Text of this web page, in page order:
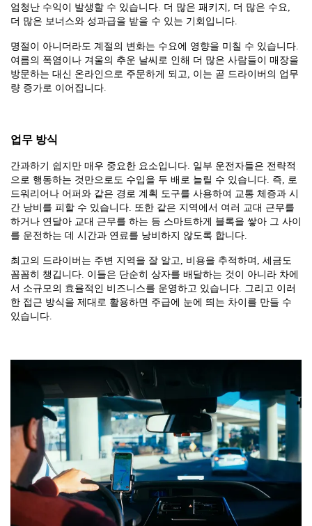
엄청난 수익이 발생할 수 있습니다. 더 많은 패키지, 더 많은 수요,
더 많은 보너스와 성과급을 받을 수 있는 기회입니다.
명절이 아니더라도 계절의 변화는 수요에 영향을 미칠 수 있습니다.
여름의 폭염이나 겨울의 추운 날씨로 인해 더 많은 사람들이 매장을
방문하는 대신 온라인으로 주문하게 되고, 이는 곧 드라이버의 업무
량 증가로 이어집니다.
업무 방식
간과하기 쉽지만 매우 중요한 요소입니다. 일부 운전자들은 전략적
으로 행동하는 것만으로도 수입을 두 배로 늘릴 수 있습니다. 즉, 로
드워리어나 어퍼와 같은 경로 계획 도구를 사용하여 교통 체증과 시
간 낭비를 피할 수 있습니다. 또한 같은 지역에서 여러 교대 근무를
하거나 연달아 교대 근무를 하는 등 스마트하게 블록을 쌓아 그 사이
를 운전하는 데 시간과 연료를 낭비하지 않도록 합니다.
최고의 드라이버는 주변 지역을 잘 알고, 비용을 추적하며, 세금도
꼼꼼히 챙깁니다. 이들은 단순히 상자를 배달하는 것이 아니라 차에
서 소규모의 효율적인 비즈니스를 운영하고 있습니다. 그리고 이러
한 접근 방식을 제대로 활용하면 주급에 눈에 띄는 차이를 만들 수
있습니다.